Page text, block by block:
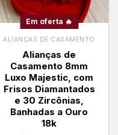
Em oferta 🔥
ALIANÇAS DE CASAMENTO
Alianças de
Casamento 8mm
Luxo Majestic, com
Frisos Diamantados
e 30 Zircônias,
Banhadas a Ouro
18k